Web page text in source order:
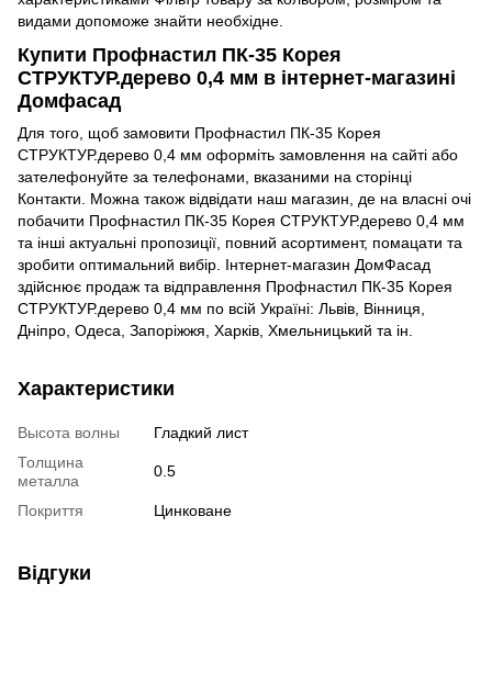
видами допоможе знайти необхідне.
Купити Профнастил ПК-35 Корея
СТРУКТУР.дерево 0,4 мм в інтернет-магазині
Домфасад
Для того, щоб замовити Профнастил ПК-35 Корея
СТРУКТУР.дерево 0,4 мм оформіть замовлення на сайті або
зателефонуйте за телефонами, вказаними на сторінці
Контакти. Можна також відвідати наш магазин, де на власні очі
побачити Профнастил ПК-35 Корея СТРУКТУР.дерево 0,4 мм
та інші актуальні пропозиції, повний асортимент, помацати та
зробити оптимальний вибір. Інтернет-магазин ДомФасад
здійснює продаж та відправлення Профнастил ПК-35 Корея
СТРУКТУР.дерево 0,4 мм по всій Україні: Львів, Вінниця,
Дніпро, Одеса, Запоріжжя, Харків, Хмельницький та ін.
Характеристики
Высота волны
Гладкий лист
Толщина
металла
0.5
Покриття Цинковане
Відгуки